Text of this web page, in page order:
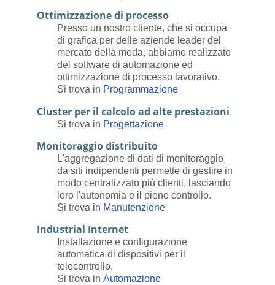
Ottimizzazione di processo
Presso un nostro cliente, che si occupa
di grafica per delle aziende leader del
mercato della moda, abbiamo realizzato
del software di automazione ed
ottimizzazione di processo lavorativo.
Si trova in Programmazione
Cluster per il calcolo ad alte prestazioni
Si trova in Progettazione
Monitoraggio distribuito
L'aggregazione di dati di monitoraggio
da siti indipendenti permette di gestire in
modo centralizzato più clienti, lasciando
loro l'autonomia e il pieno controllo.
Si trova in Manutenzione
Industrial Internet
Installazione e configurazione
automatica di dispositivi per il
telecontrollo.
Si trova in Automazione